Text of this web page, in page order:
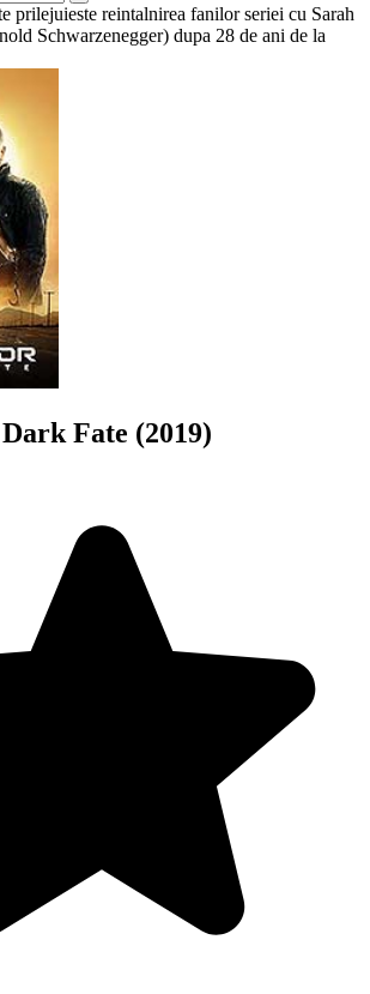
prilejuieste reintalnirea fanilor seriei cu Sarah
Schwarzenegger) dupa 28 de ani de la
Fate (2019)